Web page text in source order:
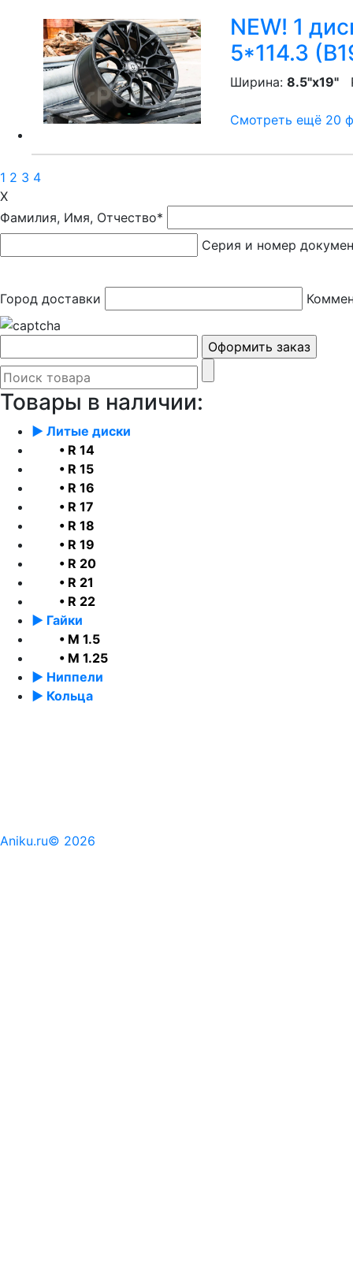
NEW! 1
5*114.3
Ширина: 8.5"x19"
Смотреть ещё 20
1 2 3 4
X
Фамилия, Имя, Отчество*
Серия и номер
Город доставки
Товары в наличии:
► Литые диски
• R 14
• R 15
• R 16
• R 17
• R 18
• R 19
• R 20
• R 21
• R 22
► Гайки
• М 1.5
• М 1.25
► Ниппели
► Кольца
Aniku.ru© 2026